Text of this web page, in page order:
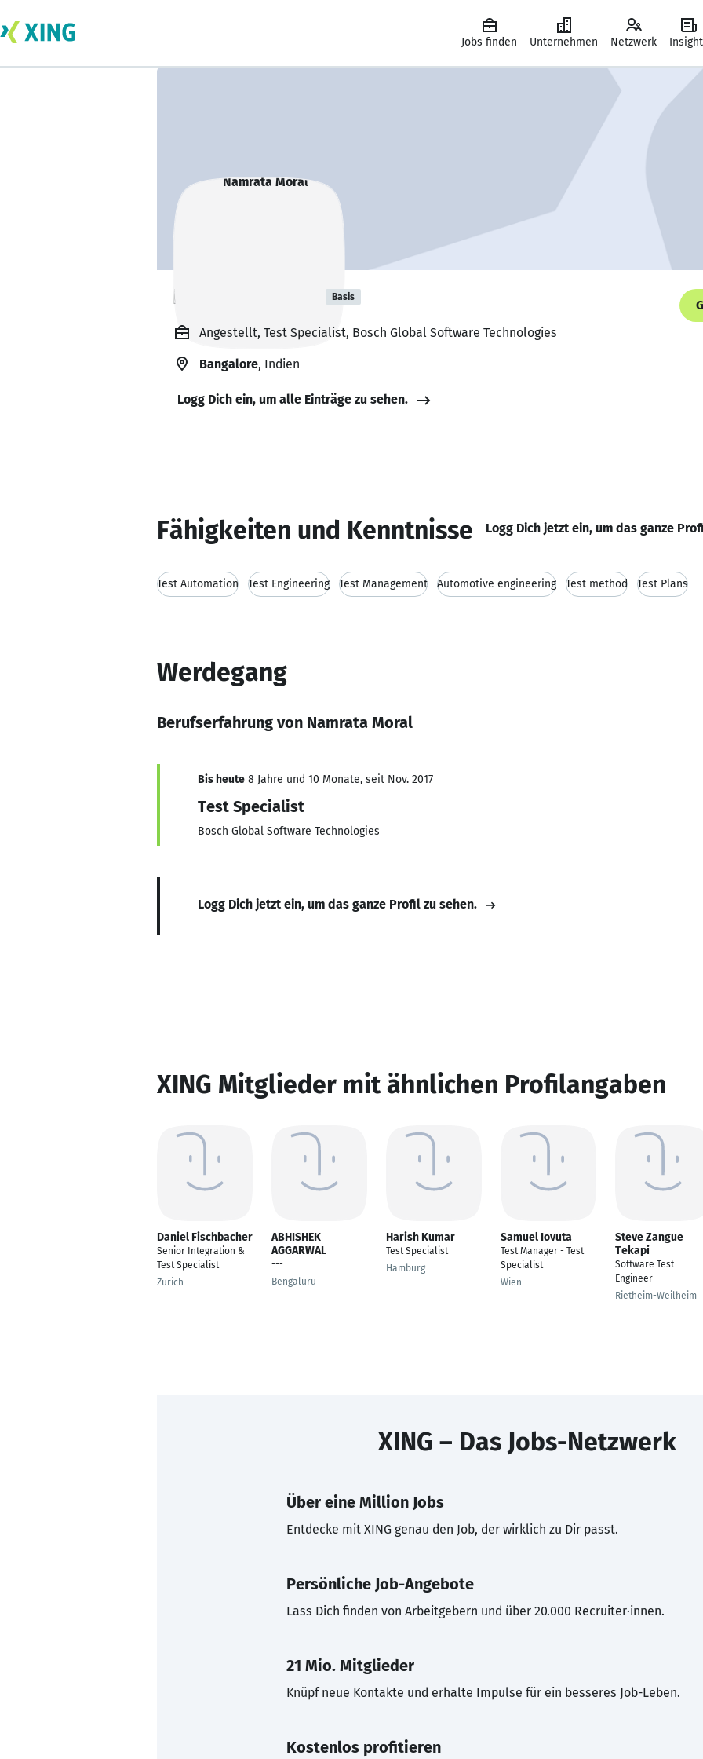
Jobs finden Unternehmen Netzwerk
Namrata Moral Basis
Angestellt, Test Specialist, Bosch Global Software Technologies
Bangalore, Indien
Logg Dich ein, um alle Einträge zu sehen.
Fähigkeiten und Kenntnisse Logg Dich jetzt ein, um das ganze
Test Automation Test Engineering Test Management Automotive engineering Test method Test Plans
Werdegang
Berufserfahrung von Namrata Moral
Bis heute 8 Jahre und 10 Monate, seit Nov. 2017
Test Specialist
Bosch Global Software Technologies
Logg Dich jetzt ein, um das ganze Profil zu sehen.
XING Mitglieder mit ähnlichen Profilangaben
Daniel Fischbacher
Senior Integration &
Test Specialist
Zürich
ABHISHEK
AGGARWAL
---
Bengaluru
Harish Kumar
Test Specialist
Hamburg
Samuel Iovuta
Test Manager - Test
Specialist
Wien
Steve Zangue
Tekapi
Software Test
Engineer
Rietheim-Weilheim
XING – Das Jobs-Netzwerk
Über eine Million Jobs
Entdecke mit XING genau den Job, der wirklich zu Dir passt.
Persönliche Job-Angebote
Lass Dich finden von Arbeitgebern und über 20.000 Recruiter·innen.
21 Mio. Mitglieder
Knüpf neue Kontakte und erhalte Impulse für ein besseres Job-Leben.
Kostenlos profitieren